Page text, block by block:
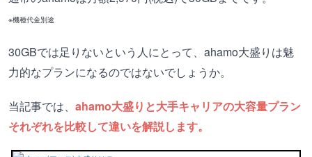
※機種代金別途
30GBでは足りないという人にとって、ahamo大盛りは魅
力的なプランになるのではないでしょうか。
当記事では、 ahamo大盛りと大手キャリアの大容量プラン
それぞれを比較して違いを解説します。